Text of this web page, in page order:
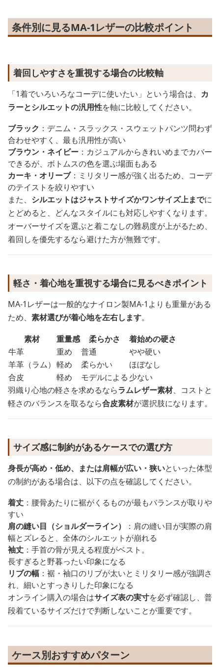
条件別に見るMA-1レザーの比較ポイント
着回しやすさを重視する場合の比較軸
「1着でいろいろなコーデに使いたい」という場合は、 カ
ラーとシルエットの汎用性を軸に比較してください。
ブラック ：デニム・スラックス・スウェットパンツ問わず
合わせやすく、最も汎用性が高い
ブラウン・ネイビー ：カジュアルからきれいめまでカバー
できるが、ボトムスの色を選ぶ場面もある
カーキ・オリーブ：ミリタリー感が強く出るため、コーデ
のテイストを絞りやすい
また、 シルエットはジャストサイズかワンサイズ上までに
とどめると、どんなスタイルにも対応しやすくなります。
オーバーサイズを選ぶと着こなしの難易度が上がるため、
着回しを優先するなら避けた方が無難です。
軽さ・着心地を重視する場合に見るべきポイント
MA-1レザーは一般的なナイロン製MA-1よりも重量がある
ため、 素材選びが着心地を左右します。
素材
重量感 柔らかさ
着始めの硬さ
牛革
重め 普通
やや硬い
羊革（ラム） 軽め 柔らかい
ほぼなし
合皮
軽め モデルによる 少ない
羽織り心地の軽さを求めるならラムレザー素材、コストと
軽さのバランスを取るなら合皮素材が選択肢になります。
サイズ感に制約があるケースでの選び方
身長が高め・低め、または肩幅が広い・狭いといった体型
の制約がある場合は、以下の点を確認してください。
着丈 ：腰骨あたりに裾がくるものが最もバランスが取りや
すい
肩の縫い目（ショルダーライン）
：肩の縫い目が実際の肩
幅とズレると、全体のシルエットが崩れる
袖丈 ：手首の骨が見える程度がベスト。
長すぎると野暮ったい印象になる
リブの幅 ：裾・袖口のリブが太いとミリタリー感が強調さ
れ、細いとすっきりした印象になる
オンライン購入の場合はサイズ表の実寸を必ず確認し、普
段着ているサイズだけで判断しないことが重要です。
ケース別おすすめパターン